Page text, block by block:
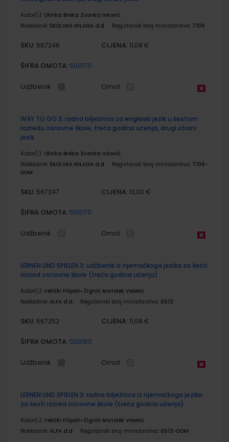
Autor(i): Olinka Breka Zvonka Ivković
Nakladnik: ŠKOLSKA KNJIGA d.d. Registarski broj ministarstva: 7106
SKU: 567246 CIJENA: 11,08 €
ŠIFRA OMOTA: 500170
Udžbenik Omot
WAY TO GO 3; radna bilježnica za engleski jezik u šestom
razredu osnovne škole, treća godina učenja, drugi strani
jezik
Autor(i): Olinka Breka Zvonka Ivković
Nakladnik: ŠKOLSKA KNJIGA d.d. Registarski broj ministarstva: 7106-
DOM
SKU: 567247 CIJENA: 13,00 €
ŠIFRA OMOTA: 500170
Udžbenik Omot
LERNEN UND SPIELEN 3; udžbenik iz njemačkoga jezika za šesti
razred osnovne škole (treća godina učenja)
Autor(i): Velički Filipan-Žignić Matolek Veselić
Nakladnik: ALFA d.d. Registarski broj ministarstva: 6513
SKU: 567252 CIJENA: 11,08 €
ŠIFRA OMOTA: 500160
Udžbenik Omot
LERNEN UND SPIELEN 3; radna bilježnica iz njemačkoga jezika
za šesti razred osnovne škole (treća godina učenja)
Autor(i): Velički Filipan-Žignić Matolek Veselić
Nakladnik: ALFA d.d. Registarski broj ministarstva: 6513-DOM